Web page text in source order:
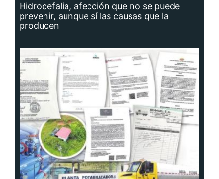
Hidrocefalia, afección que no se puede
prevenir, aunque sí las causas que la
producen